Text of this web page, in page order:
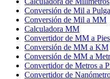
Conversión de Mil a
Conversión de Mil a MM
Calculadora MM
Convertidor de MM a Pies
Conversión de MM a KM
Conversión de MM a
Convertidor de Metros a
Convertidor de